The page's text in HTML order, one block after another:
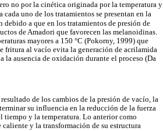
no por la cinética originada por la temperatura y
cada uno de los tratamientos se presentan en la
debido a que en los tratamientos de presión de
de Amadori que favorecen las melanoidinas.
mayores a 150 °C (Pokorny, 1999) que
fritura al vacío evita la generación de acrilamida
la ausencia de oxidación durante el proceso (Da
de los cambios de la presión de vacío, la
su influencia en la reducción de la fuerza
tiempo y la temperatura. Lo anterior como
y la transformación de su estructura